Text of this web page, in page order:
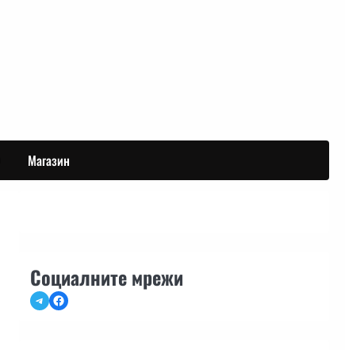
Магазин
Социалните мрежи
TelegramFacebook